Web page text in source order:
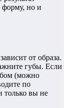
но и
от образа.
губы. Если
(можно
по
только вы не